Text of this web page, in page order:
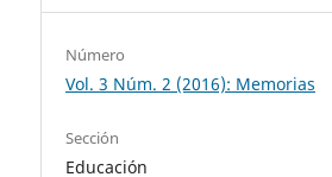
Número
Vol. 3 Núm. 2 (2016): Memorias
Sección
Educación